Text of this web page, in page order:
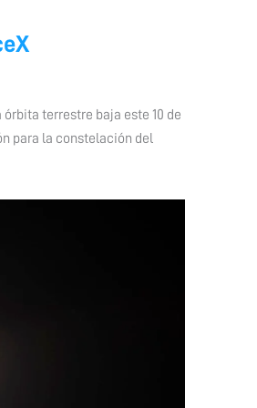
terrestre baja este 10 de
para la constelación del